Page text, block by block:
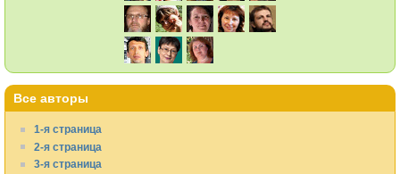
Все авторы
1-я страница
2-я страница
3-я страница